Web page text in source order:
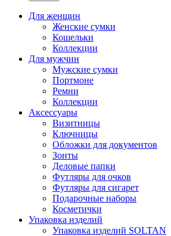
Для женщин
Женские сумки
Кошельки
Коллекции
Для мужчин
Мужские сумки
Портмоне
Ремни
Коллекции
Аксессуары
Визитницы
Ключницы
Обложки для документов
Зонты
Деловые папки
Футляры для очков
Футляры для сигарет
Подарочные наборы
Косметички
Упаковка изделий
Упаковка изделий SOLTAN